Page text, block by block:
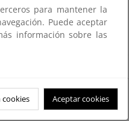
(20) días hábiles, contados a
anuncio en el Boletín Oficial
de la Demarcación de
y las 14:00 horas. Para evitar
de correo electrónico bzn-
para mantener la
Puede aceptar
información sobre las
Aceptar cookies